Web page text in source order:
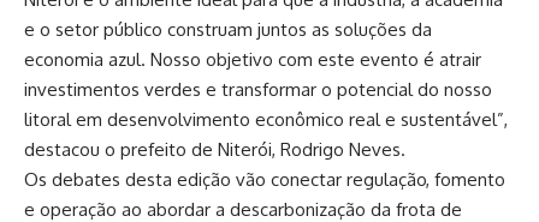
e o setor público construam juntos as soluções da
economia azul. Nosso objetivo com este evento é atrair
investimentos verdes e transformar o potencial do nosso
litoral em desenvolvimento econômico real e sustentável”,
destacou o prefeito de Niterói, Rodrigo Neves.
Os debates desta edição vão conectar regulação, fomento
e operação ao abordar a descarbonização da frota de